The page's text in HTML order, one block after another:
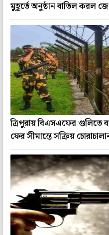
মুহূর্তে অনুষ্ঠান বাতিল করল
ত্রিপুরায় বিএসএফের গুলিতে
ফের সীমান্তে সক্রিয়